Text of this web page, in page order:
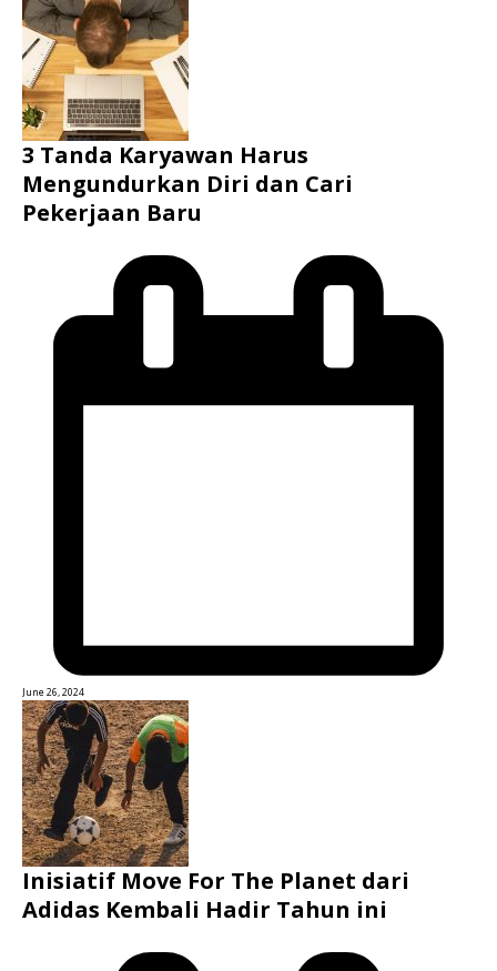
3 Tanda Karyawan Harus
Mengundurkan Diri dan Cari
Pekerjaan Baru
June 26, 2024
Inisiatif Move For The Planet dari
Adidas Kembali Hadir Tahun ini